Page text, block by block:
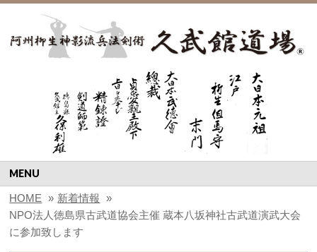
MENU
HOME » 新着情報 »
NPO法人徳島県古武道協会主催 蔵本八坂神社古武道演武大会
に参加致します